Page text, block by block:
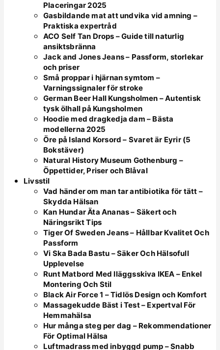
Placeringar 2025
Gasbildande mat att undvika vid amning –
Praktiska expertråd
ACO Self Tan Drops – Guide till naturlig
ansiktsbränna
Jack and Jones Jeans – Passform, storlekar
och priser
Små proppar i hjärnan symtom –
Varningssignaler för stroke
German Beer Hall Kungsholmen – Autentisk
tysk ölhall på Kungsholmen
Hoodie med dragkedja dam – Bästa
modellerna 2025
Öre på Island Korsord – Svaret är Eyrir (5
Bokstäver)
Natural History Museum Gothenburg –
Öppettider, Priser och Blåval
Livsstil
Vad händer om man tar antibiotika för tätt –
Skydda Hälsan
Kan Hundar Äta Ananas – Säkert och
Näringsrikt Tips
Tiger Of Sweden Jeans – Hållbar Kvalitet Och
Passform
Vi Ska Bada Bastu – Säker Och Hälsofull
Upplevelse
Runt Matbord Med Iläggsskiva IKEA – Enkel
Montering Och Stil
Black Air Force 1 – Tidlös Design och Komfort
Massagekudde Bäst i Test – Expertval För
Hemmahälsa
Hur många steg per dag – Rekommendationer
För Optimal Hälsa
Luftmadrass med inbyggd pump – Snabb